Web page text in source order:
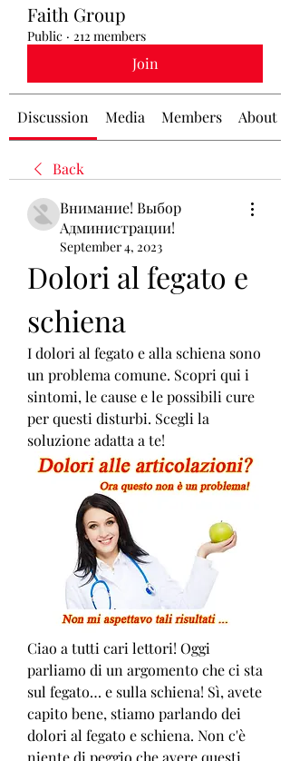
Faith Group
Public · 212 members
Join
Discussion Media Members About
Back
Внимание! Выбор
Администрации!
September 4, 2023
Dolori al fegato e
schiena
I dolori al fegato e alla schiena sono
un problema comune. Scopri qui i
sintomi, le cause e le possibili cure
per questi disturbi. Scegli la
soluzione adatta a te!
Ciao a tutti cari lettori! Oggi
parliamo di un argomento che ci sta
sul fegato… e sulla schiena! Sì, avete
capito bene, stiamo parlando dei
dolori al fegato e schiena. Non c'è
niente di peggio che avere questi